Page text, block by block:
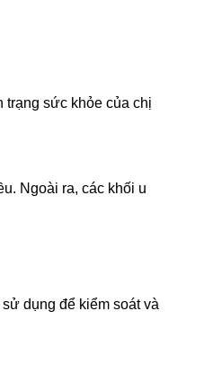
trạng sức khỏe của chị
Ngoài ra, các khối u
dụng để kiểm soát và